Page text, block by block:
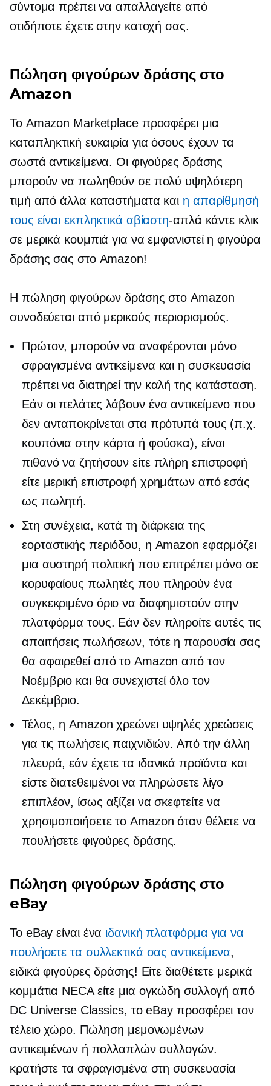
σύντομα πρέπει να απαλλαγείτε από
οτιδήποτε έχετε στην κατοχή σας.
Πώληση φιγούρων δράσης στο
Amazon
Το Amazon Marketplace προσφέρει μια
καταπληκτική ευκαιρία για όσους έχουν τα
σωστά αντικείμενα. Οι φιγούρες δράσης
μπορούν να πωληθούν σε πολύ υψηλότερη
τιμή από άλλα καταστήματα και η απαρίθμησή
τους είναι εκπληκτικά αβίαστη-απλά κάντε κλικ
σε μερικά κουμπιά για να εμφανιστεί η φιγούρα
δράσης σας στο Amazon!
Η πώληση φιγούρων δράσης στο Amazon
συνοδεύεται από μερικούς περιορισμούς.
Πρώτον, μπορούν να αναφέρονται μόνο
σφραγισμένα αντικείμενα και η συσκευασία
πρέπει να διατηρεί την καλή της κατάσταση.
Εάν οι πελάτες λάβουν ένα αντικείμενο που
δεν ανταποκρίνεται στα πρότυπά τους (π.χ.
κουπόνια στην κάρτα ή φούσκα), είναι
πιθανό να ζητήσουν είτε πλήρη επιστροφή
είτε μερική επιστροφή χρημάτων από εσάς
ως πωλητή.
Στη συνέχεια, κατά τη διάρκεια της
εορταστικής περιόδου, η Amazon εφαρμόζει
μια αυστηρή πολιτική που επιτρέπει μόνο σε
κορυφαίους πωλητές που πληρούν ένα
συγκεκριμένο όριο να διαφημιστούν στην
πλατφόρμα τους. Εάν δεν πληροίτε αυτές τις
απαιτήσεις πωλήσεων, τότε η παρουσία σας
θα αφαιρεθεί από το Amazon από τον
Νοέμβριο και θα συνεχιστεί όλο τον
Δεκέμβριο.
Τέλος, η Amazon χρεώνει υψηλές χρεώσεις
για τις πωλήσεις παιχνιδιών. Από την άλλη
πλευρά, εάν έχετε τα ιδανικά προϊόντα και
είστε διατεθειμένοι να πληρώσετε λίγο
επιπλέον, ίσως αξίζει να σκεφτείτε να
χρησιμοποιήσετε το Amazon όταν θέλετε να
πουλήσετε φιγούρες δράσης.
Πώληση φιγούρων δράσης στο
eBay
Το eBay είναι ένα ιδανική πλατφόρμα για να
πουλήσετε τα συλλεκτικά σας αντικείμενα,
ειδικά φιγούρες δράσης! Είτε διαθέτετε μερικά
κομμάτια NECA είτε μια ογκώδη συλλογή από
DC Universe Classics, το eBay προσφέρει τον
τέλειο χώρο. Πώληση μεμονωμένων
αντικειμένων ή πολλαπλών συλλογών.
κρατήστε τα σφραγισμένα στη συσκευασία